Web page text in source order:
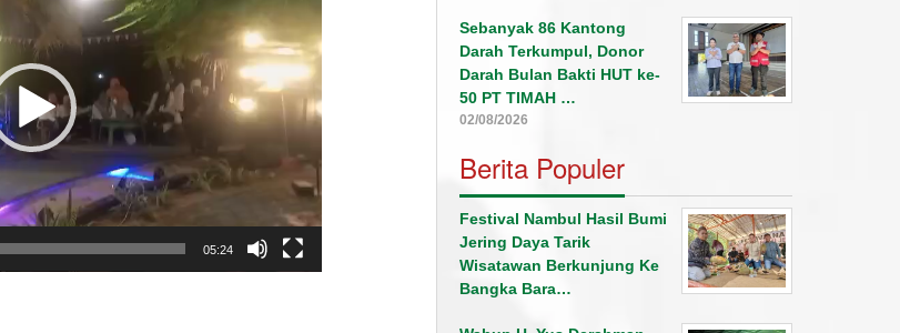
05:24
Sebanyak 86 Kantong
Darah Terkumpul, Donor
Darah Bulan Bakti HUT ke-
50 PT TIMAH …
02/08/2026
Berita Populer
Festival Nambul Hasil Bumi
Jering Daya Tarik
Wisatawan Berkunjung Ke
Bangka Bara…